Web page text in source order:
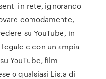
in rete, ignorando
comodamente,
su YouTube, in
e con un ampia
YouTube, film
o qualsiasi Lista di